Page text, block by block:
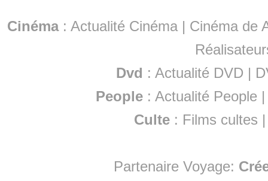
Cinéma: Actualité Cinéma | Cinéma de
Dvd : Actualité DVD |
People :Actualité People
Culte : Films cultes
Partenaire Voyage: